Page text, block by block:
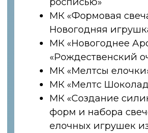
Более 6-и
лет в свечеварении
Прошла30курсов, мастер-классов,